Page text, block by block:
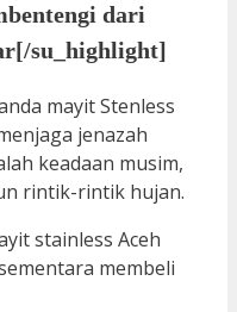
dari
su_highlight]
mayit Stenless
jenazah
keadaan musim,
rintik-rintik hujan.
stainless Aceh
membeli